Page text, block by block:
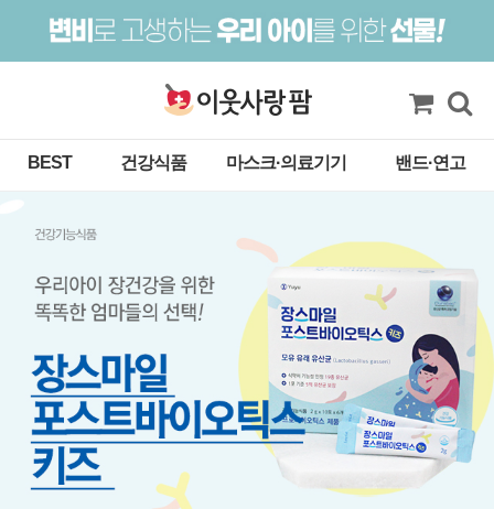
BEST 건강식품 마스크·의료기기 밴드·연고